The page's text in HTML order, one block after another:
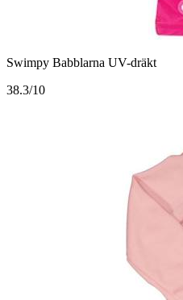
Swimpy Babblarna UV-dräkt
38.3/10